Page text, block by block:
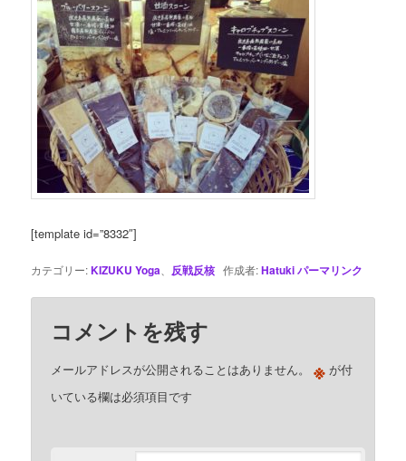
[template id=”8332″]
カテゴリー:KIZUKU Yoga 反戦反核作成者:Hatukiパーマリンク
コメントを残す
メールアドレスが公開されることはありません。 ※ が付
いている欄は必須項目です